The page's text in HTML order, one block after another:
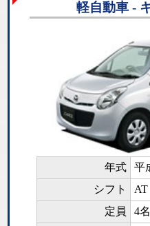
軽自動車 -
年式
平
シフト
AT
定員
4名